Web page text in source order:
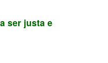
ser justa e